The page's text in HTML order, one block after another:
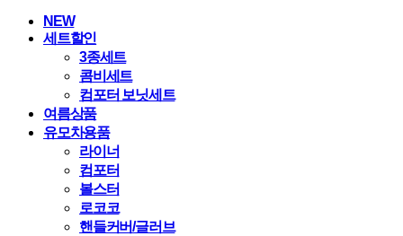
NEW
세트할인
3종세트
콤비세트
컴포터 보닛세트
여름상품
유모차용품
라이너
컴포터
볼스터
로코코
핸들커버/글러브